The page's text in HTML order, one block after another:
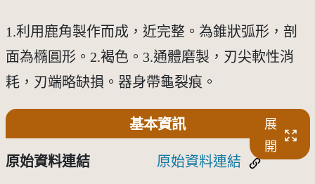
1.利用鹿角製作而成，近完整。為錐狀弧形，剖
面為橢圓形。2.褐色。3.通體磨製，刃尖軟性消
耗，刃端略缺損。器身帶龜裂痕。
基本資訊
展
開
原始資料連結 原始資料連結